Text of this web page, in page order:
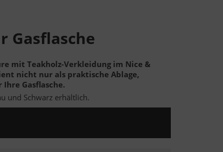
Gasflasche
mit Teakholz-Verkleidung im Nice &
nicht nur als praktische Ablage,
Gasflasche.
und Schwarz erhältlich.